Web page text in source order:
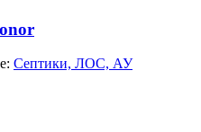
Септики, ЛОС, АУ